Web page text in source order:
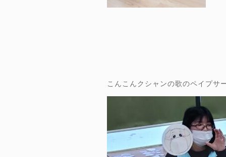
こんこんクシャンの歌のペイプサ